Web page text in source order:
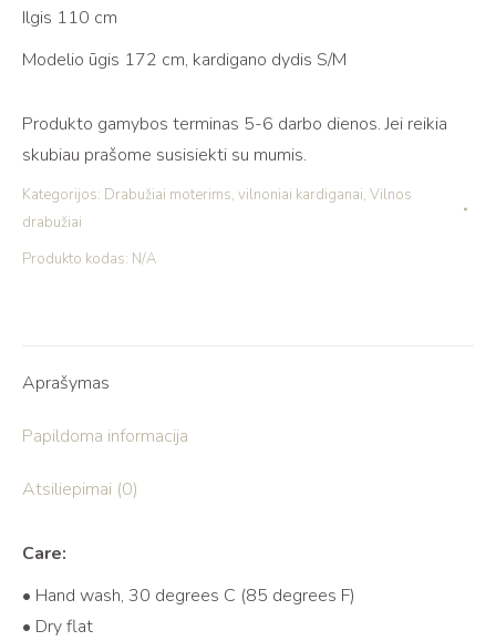
Ilgis 110 cm
Modelio ūgis 172 cm, kardigano dydis S/M
Produkto gamybos terminas 5-6 darbo dienos. Jei reikia
skubiau prašome susisiekti su mumis.
Kategorijos: Drabužiai moterims, vilnoniai kardiganai, Vilnos
drabužiai
Produkto kodas: N/A
Aprašymas
Papildoma informacija
Atsiliepimai (0)
Care:
• Hand wash, 30 degrees C (85 degrees F)
• Dry flat